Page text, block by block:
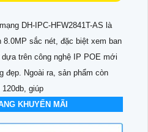
DH-IPC-HFW2841T-AS là
sắc nét, đặc biệt xem ban
trên công nghệ IP POE mới
đẹp. Ngoài ra, sản phẩm còn
giúp
KHUYẾN MÃI